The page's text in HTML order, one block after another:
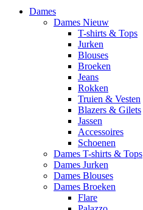
Dames
Dames Nieuw
T-shirts & Tops
Jurken
Blouses
Broeken
Jeans
Rokken
Truien & Vesten
Blazers & Gilets
Jassen
Accessoires
Schoenen
Dames T-shirts & Tops
Dames Jurken
Dames Blouses
Dames Broeken
Flare